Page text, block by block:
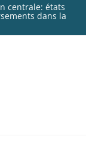
centrale: états
dans la